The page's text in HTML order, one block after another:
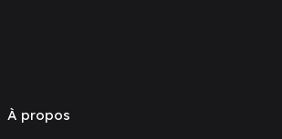
À propos